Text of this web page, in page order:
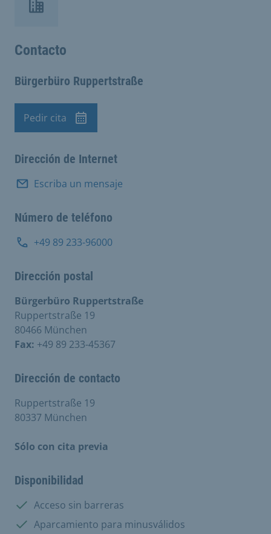
Contacto
Bürgerbüro Ruppertstraße
Cita previa
Pedir cita
Dirección de Internet
Escriba un mensaje
Número de teléfono
+49 89 233-96000
Dirección postal
Bürgerbüro Ruppertstraße
Ruppertstraße 19
80466 München
Fax: +49 89 233-45367
Dirección de contacto
Ruppertstraße 19
80337 München
Sólo con cita previa
Disponibilidad
Disponible:
Acceso sin barreras
Disponible:
Aparcamiento para minusválidos